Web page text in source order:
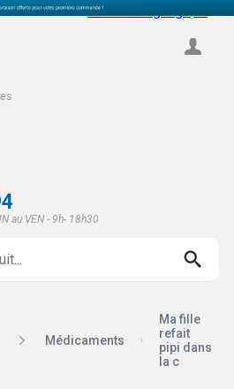
Select Language
au VEN - 9h- 18h30
Médicaments
Ma fille
refait
pipi dans
la c